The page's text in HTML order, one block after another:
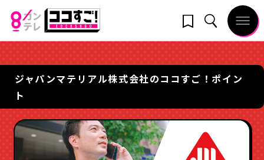
ジャパンマテリアル株式会社のココすご！ポイン
ト